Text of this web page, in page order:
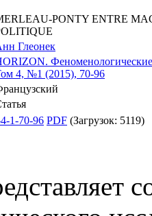
PONTY ENTRE
Глеонек
4, №1 (2015), 70-96
1-70-96 PDF (Загрузок: 5119)